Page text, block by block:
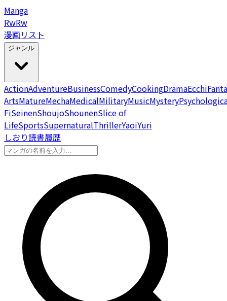
Manga
RwRw
漫画リスト
ジャンル
ActionAdventureBusinessComedyCookingDramaEcchi
ArtsMatureMechaMedicalMilitaryMusicMystery
FiSeinenShoujoShounenSlice of
LifeSportsSupernaturalThrillerYaoiYuri
しおり読書履歴